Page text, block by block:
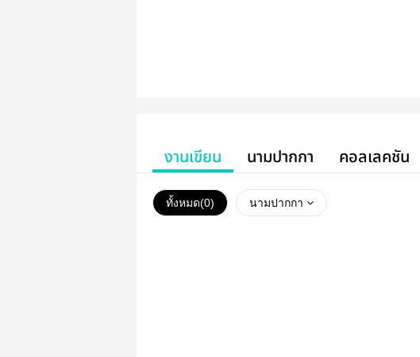
งานเขียน นามปากกา คอลเลคชัน
ทั้งหมด(0) นามปากกา